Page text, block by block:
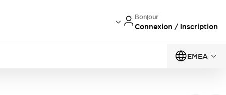
Bonjour
Connexion / Inscription
EMEA